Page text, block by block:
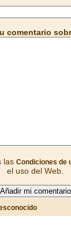
comentario
las Condiciones de
el uso del Web.